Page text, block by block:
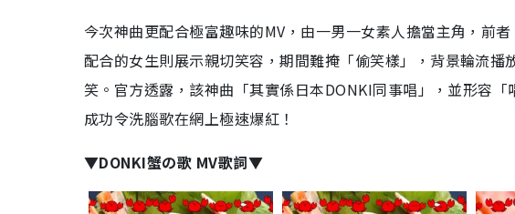
今次神曲更配合極富趣味的MV，由一男一女素人擔當主角，前
配合的女生則展示親切笑容，期間難掩「偷笑樣」，背景輪流
笑。官方透露，該神曲「其實係日本DONKI同事唱」，並形容
成功令洗腦歌在網上極速爆紅！
▼DONKI蟹の歌 MV歌詞▼